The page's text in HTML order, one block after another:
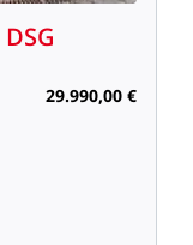
DSG
29.990,00 €